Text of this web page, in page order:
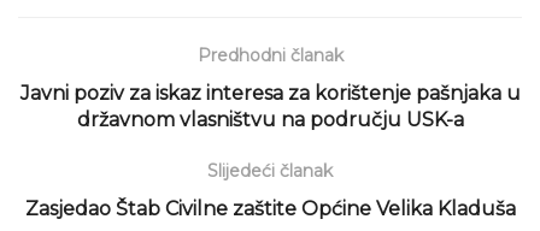
Predhodni članak
Javni poziv za iskaz interesa za korištenje pašnjaka u
državnom vlasništvu na području USK-a
Slijedeći članak
Zasjedao Štab Civilne zaštite Općine Velika Kladuša